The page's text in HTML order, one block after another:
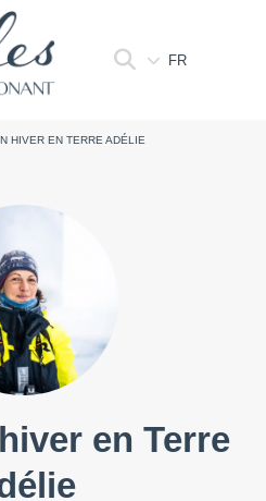
FR
HIVER EN TERRE ADÉLIE
en Terre